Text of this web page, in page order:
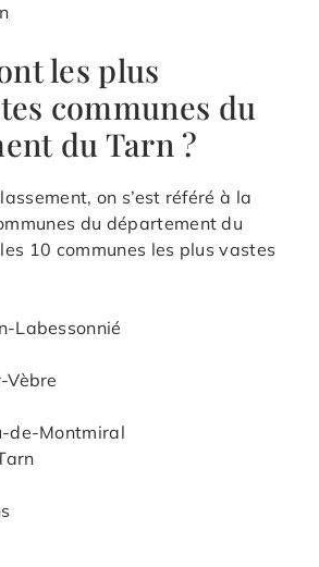
les plus
communes du
du Tarn ?
on s’est référé à la
du département du
10 communes les plus vastes
Labessonnié
Vèbre
de-Montmiral